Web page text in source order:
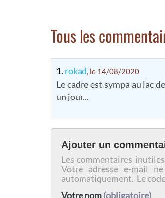
Tous les
1. rokad, le 14/08/2020
Le cadre est sympa au lac
un jour...
Ajouter un
Les commentaires
Votre adresse e-mail
automatiquement. Le
Votre nom(obligatoire)